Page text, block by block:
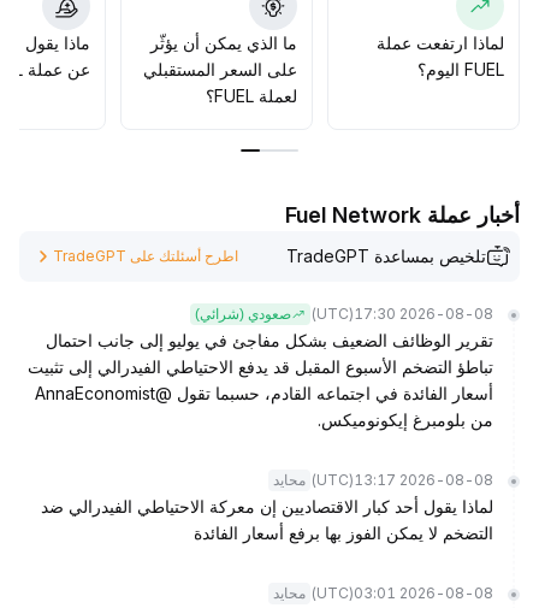
الأولوية لتحويل الأصول لتفادي مخاطر جفاف السيولة القادمة
لماذا ارتفعت عملة
FUEL اليوم؟
ما الذي يمكن أن يؤثّر
على السعر المستقبلي
لعملة FUEL؟
ماذا يقول
عن عملة FUEL؟
أخبار عملة Fuel Network
تلخيص بمساعدة TradeGPT اطرح أسئلتك على TradeGPT
2026-08-08 17:30
(UTC) صعودي (شرائي)
تقرير الوظائف الضعيف بشكل مفاجئ في يوليو إلى جانب احتمال
تباطؤ التضخم الأسبوع المقبل قد يدفع الاحتياطي الفيدرالي إلى تثبيت
أسعار الفائدة في اجتماعه القادم، حسبما تقول @AnnaEconomist
من بلومبرغ إيكونوميكس.
2026-08-08 13:17
(UTC) محايد
لماذا يقول أحد كبار الاقتصاديين إن معركة الاحتياطي الفيدرالي ضد
التضخم لا يمكن الفوز بها برفع أسعار الفائدة
2026-08-08 03:01
(UTC) محايد